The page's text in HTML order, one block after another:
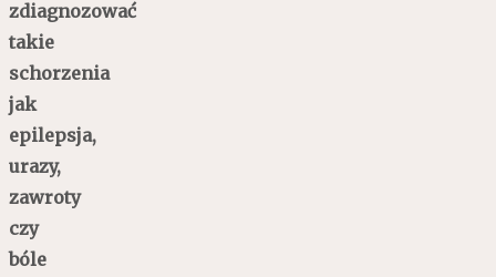
zdiagnozować
takie
schorzenia
jak
epilepsja,
urazy,
zawroty
czy
bóle